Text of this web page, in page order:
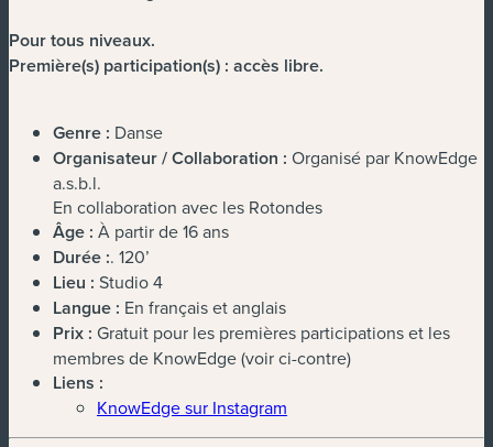
Pour tous niveaux.
Première(s) participation(s) : accès libre.
Genre : Danse
Organisateur / Collaboration : Organisé par KnowEdge
a.s.b.l.
En collaboration avec les Rotondes
Âge : À partir de 16 ans
Durée :. 120’
Lieu : Studio 4
Langue : En français et anglais
Prix : Gratuit pour les premières participations et les
membres de KnowEdge (voir ci-contre)
Liens :
KnowEdge sur Instagram